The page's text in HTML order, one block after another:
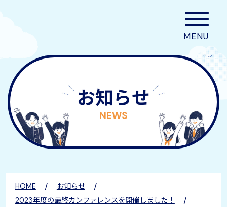
お知らせ
NEWS
HOME / お知らせ/
2023年度の最終カンファレンスを開催しました！ /